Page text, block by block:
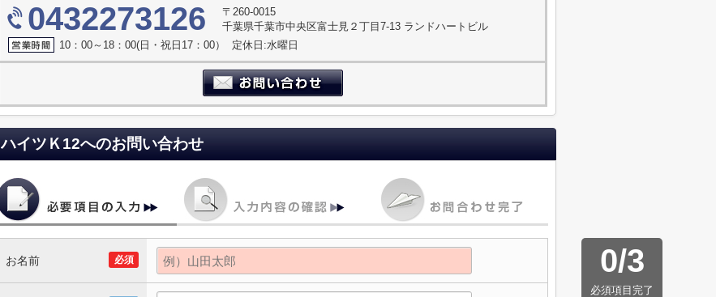
0432273126
〒260-0015
千葉県千葉市中央区富士見２丁目7-13 ランドハートビル
10：00～18：00(日・祝日17：00） 定休日:水曜日
ハイツＫ12へのお問い合わせ
0/3
必須項目完了
必須
お名前